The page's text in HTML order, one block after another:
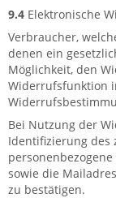
9.4 Elektronische
Verbraucher,
denen ein
Möglichkeit, den
Widerrufsfunktion
Bei Nutzung der
Identifizierung des
sowie die
zu bestätigen.